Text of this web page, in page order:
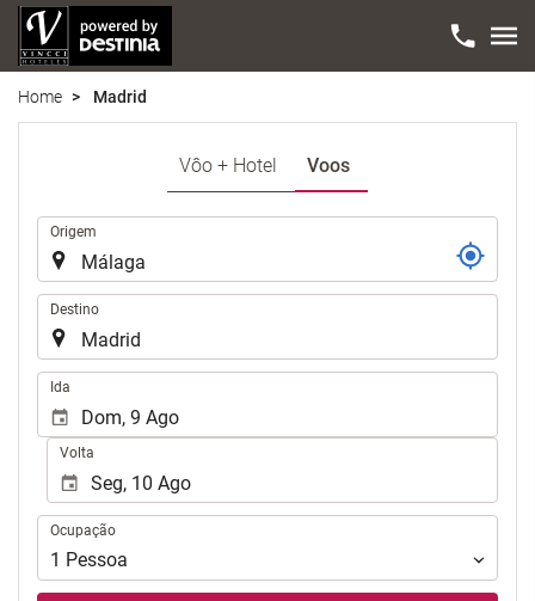
Home Madrid
Vôo + Hotel Voos
Trajecto
Origem
Destino
Ida
Volta
Ocupação
Ocupação
1 Pessoa